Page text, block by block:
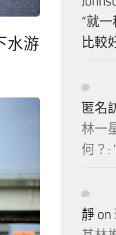
水游
“就
比較
匿名
林一
何？ :
靜 on